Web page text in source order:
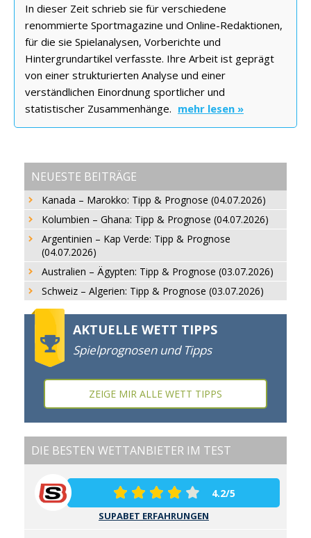
In dieser Zeit schrieb sie für verschiedene
renommierte Sportmagazine und Online-Redaktionen,
für die sie Spielanalysen, Vorberichte und
Hintergrundartikel verfasste. Ihre Arbeit ist geprägt
von einer strukturierten Analyse und einer
verständlichen Einordnung sportlicher und
statistischer Zusammenhänge. mehr lesen »
NEUESTE BEITRÄGE
Kanada – Marokko: Tipp & Prognose (04.07.2026)
Kolumbien – Ghana: Tipp & Prognose (04.07.2026)
Argentinien – Kap Verde: Tipp & Prognose
(04.07.2026)
Australien – Ägypten: Tipp & Prognose (03.07.2026)
Schweiz – Algerien: Tipp & Prognose (03.07.2026)
AKTUELLE WETT TIPPS
Spielprognosen und Tipps
ZEIGE MIR ALLE WETT TIPPS
DIE BESTEN WETTANBIETER IM TEST
4.2/5
SUPABET ERFAHRUNGEN